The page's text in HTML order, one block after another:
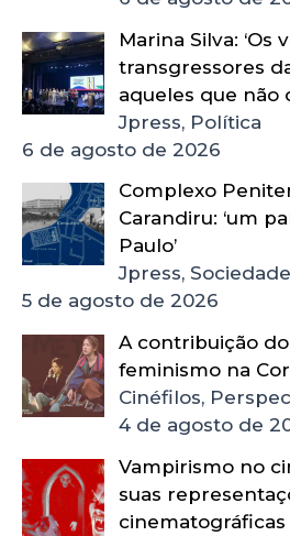
Marina Silva: ‘Os
transgressores
aqueles que não
Jpress, Política
6 de agosto de 2026
Complexo
Carandiru: ‘um
Paulo’
Jpress, Sociedade
5 de agosto de 2026
A contribuição
feminismo na
Cinéfilos,
4 de agosto de
Vampirismo no
suas
cinematográficas